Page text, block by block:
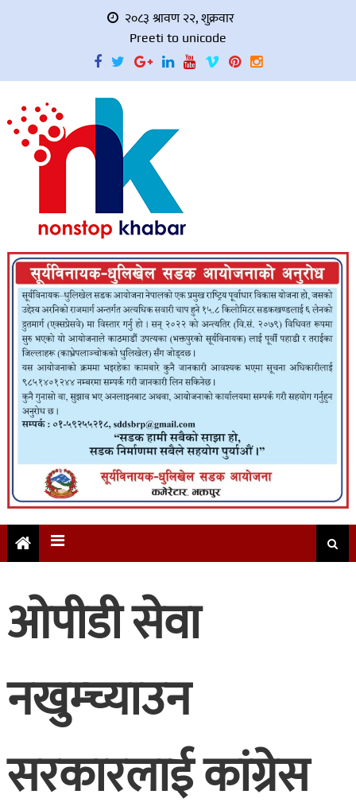
२०८३ श्रावण २२, शुक्रवार
Preeti to unicode
ओपीडी सेवा
नखुम्च्याउन
सरकारलाई कांग्रेस